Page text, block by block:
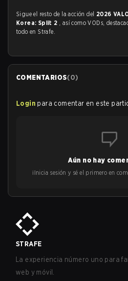
Sigue el resto de la acción del 2026
Korea: Split 2 , así como VODs,
todo en Strafe.
COMENTARIOS(0)
Login para comentar en este
Aún no hay
¡Inicia sesión y sé el primero en
STRAFE
La experiencia número uno para
web y móvil.